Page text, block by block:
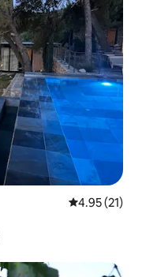
レビュー21
4.95 (21)